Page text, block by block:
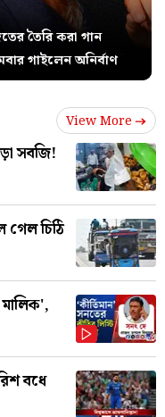
তৈরি করা গান
গাইলেন অনির্বাণ
View More
সবজি!
চিঠি
বধে